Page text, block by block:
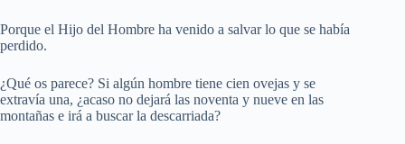
Porque el Hijo del Hombre ha venido a salvar lo que se había
perdido.
¿Qué os parece? Si algún hombre tiene cien ovejas y se
extravía una, ¿acaso no dejará las noventa y nueve en las
montañas e irá a buscar la descarriada?